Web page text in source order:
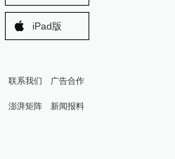
iPad版
联系我们 广告合作
澎湃矩阵
公众号
新闻报料